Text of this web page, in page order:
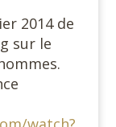
2014 de
sur le